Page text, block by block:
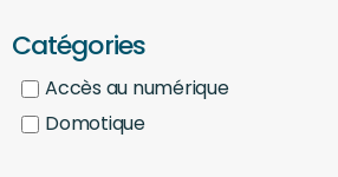
Catégories
Accès au numérique
Domotique